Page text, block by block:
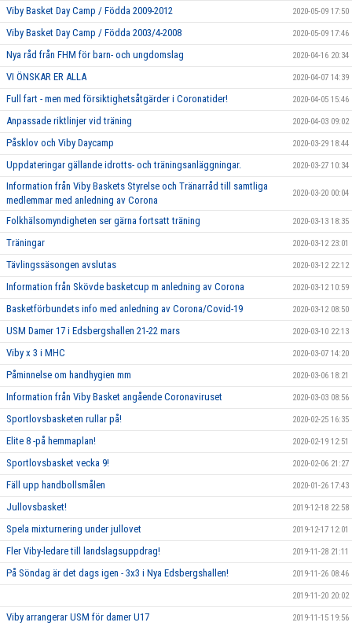
Viby Basket Day Camp / Födda 2009-2012 2020-05-09 17:50
Viby Basket Day Camp / Födda 2003/4-2008 2020-05-09 17:46
Nya råd från FHM för barn- och ungdomslag 2020-04-16 20:34
VI ÖNSKAR ER ALLA 2020-04-07 14:39
Full fart - men med försiktighetsåtgärder i Coronatider! 2020-04-05 15:46
Anpassade riktlinjer vid träning 2020-04-03 09:02
Påsklov och Viby Daycamp 2020-03-29 18:44
Uppdateringar gällande idrotts- och träningsanläggningar. 2020-03-27 10:34
Information från Viby Baskets Styrelse och Tränarråd till samtliga
medlemmar med anledning av Corona
2020-03-20 00:04
Folkhälsomyndigheten ser gärna fortsatt träning 2020-03-13 18:35
Träningar 2020-03-12 23:01
Tävlingssäsongen avslutas 2020-03-12 22:12
Information från Skövde basketcup m anledning av Corona 2020-03-12 10:59
Basketförbundets info med anledning av Corona/Covid-19 2020-03-12 08:50
USM Damer 17 i Edsbergshallen 21-22 mars 2020-03-10 22:13
Viby x 3 i MHC 2020-03-07 14:20
Påminnelse om handhygien mm 2020-03-06 18:21
Information från Viby Basket angående Coronaviruset 2020-03-03 08:56
Sportlovsbasketen rullar på! 2020-02-25 16:35
Elite 8 -på hemmaplan! 2020-02-19 12:51
Sportlovsbasket vecka 9! 2020-02-06 21:27
Fäll upp handbollsmålen 2020-01-26 17:43
Jullovsbasket! 2019-12-18 22:58
Spela mixturnering under jullovet 2019-12-17 12:01
Fler Viby-ledare till landslagsuppdrag! 2019-11-28 21:11
På Söndag är det dags igen - 3x3 i Nya Edsbergshallen! 2019-11-26 08:46
2019-11-20 20:02
Viby arrangerar USM för damer U17 2019-11-15 19:56